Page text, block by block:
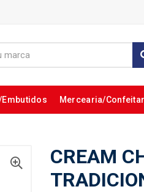
Mercearia/
CREAM